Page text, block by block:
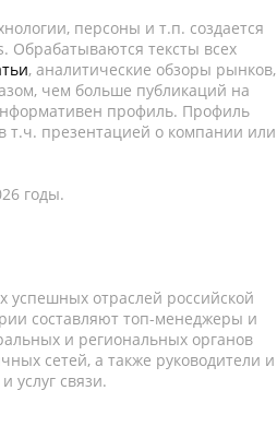
персоны и т.п. создается
Обрабатываются тексты всех
, аналитические обзоры рынков,
чем больше публикаций на
профиль. Профиль
т.ч. презентацией о компании или
годы.
успешных отраслей российской
составляют топ-менеджеры и
и региональных органов
сетей, а также руководители и
услуг связи.